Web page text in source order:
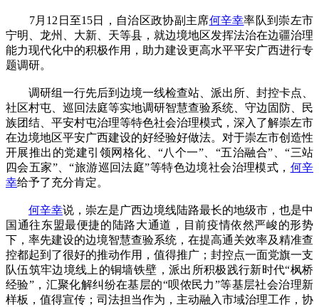
7月12日至15日，自治区政协副主席何辛幸率队到崇左市
宁明、龙州、大新、天等县，就边境地区发挥法治在边疆治理
能力现代化中的积极作用，助力建设更高水平平安广西进行专
题调研。
调研组一行先后到边境一线检查站、派出所、封控卡点、
社区村屯、巡回法庭等实地调研智慧查验系统、守边固防、民
族团结、平安村屯治理等特色社会治理模式，深入了解崇左市
在边境地区平安广西建设的好经验好做法。对于崇左市创造性
开展推出的党建引领网格化、“八个一”、“五治融合”、“三站
四会五家”、“旅游巡回法庭”等特色边境社会治理模式， 何辛
幸给予了充分肯定。
何辛幸说，崇左是广西边境线陆路最长的地级市，也是中
国通往东盟最便捷的陆路大通道，目前疫情依然严峻的形势
下，率先建设的边境智慧查验系统，在提高通关效率及精准查
控都起到了很好的推动作用，值得推广；封控点一面党旗一支
队伍筑牢边境线上的铜墙铁壁，派出所积极践行新时代“枫桥
经验”，汇聚化解纠纷在基层的“呗侬民力”等基层社会治理新
样板，值得宣传；司法担当作为，主动融入市域治理工作，协